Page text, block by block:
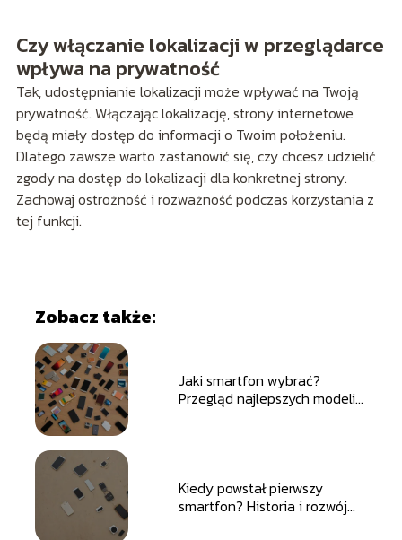
Czy włączanie lokalizacji w przeglądarce
wpływa na prywatność
Tak, udostępnianie lokalizacji może wpływać na Twoją
prywatność. Włączając lokalizację, strony internetowe
będą miały dostęp do informacji o Twoim położeniu.
Dlatego zawsze warto zastanowić się, czy chcesz udzielić
zgody na dostęp do lokalizacji dla konkretnej strony.
Zachowaj ostrożność i rozważność podczas korzystania z
tej funkcji.
Zobacz także:
Jaki smartfon wybrać?
Przegląd najlepszych modeli
Kiedy powstał pierwszy
smartfon? Historia i rozwój